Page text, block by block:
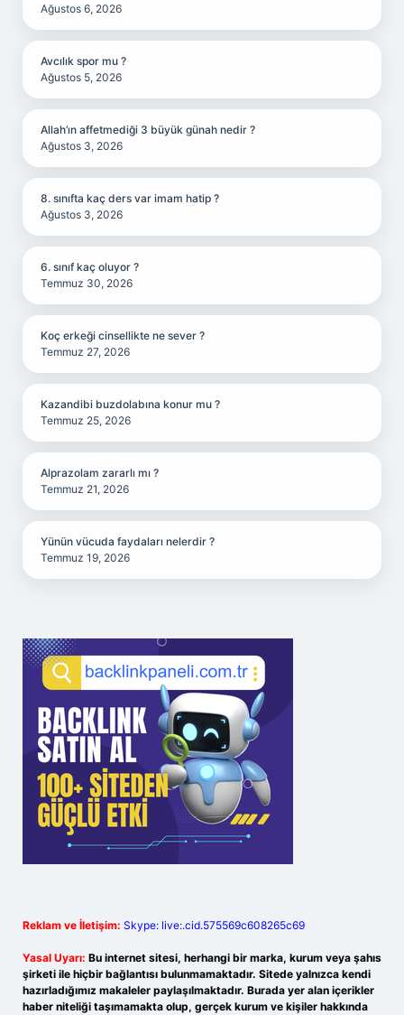
Ağustos 6, 2026
Avcılık spor mu ?
Ağustos 5, 2026
Allah’ın affetmediği 3 büyük günah nedir ?
Ağustos 3, 2026
8. sınıfta kaç ders var imam hatip ?
Ağustos 3, 2026
6. sınıf kaç oluyor ?
Temmuz 30, 2026
Koç erkeği cinsellikte ne sever ?
Temmuz 27, 2026
Kazandibi buzdolabına konur mu ?
Temmuz 25, 2026
Alprazolam zararlı mı ?
Temmuz 21, 2026
Yünün vücuda faydaları nelerdir ?
Temmuz 19, 2026
Reklam ve İletişim: Skype: live:.cid.575569c608265c69
Yasal Uyarı: Bu internet sitesi, herhangi bir marka, kurum veya şahıs
şirketi ile hiçbir bağlantısı bulunmamaktadır. Sitede yalnızca kendi
hazırladığımız makaleler paylaşılmaktadır. Burada yer alan içerikler
haber niteliği taşımamakta olup, gerçek kurum ve kişiler hakkında